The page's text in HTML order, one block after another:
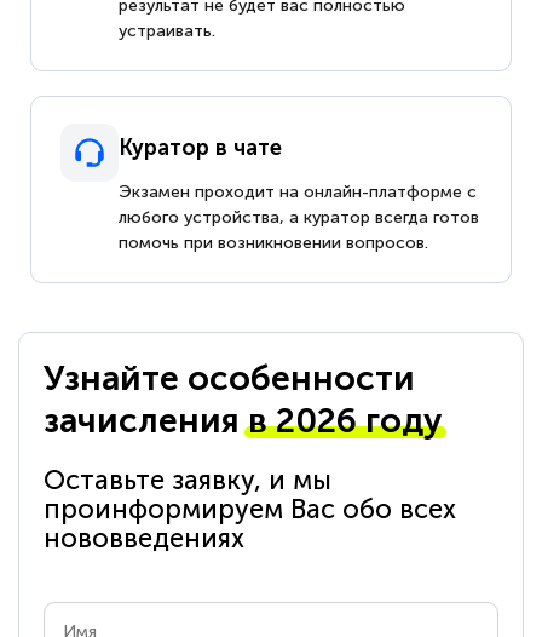
результат не будет вас полностью
устраивать.
Куратор в чате
Экзамен проходит на онлайн-платформе с
любого устройства, а куратор всегда готов
помочь при возникновении вопросов.
Узнайте особенности
зачисленияв 2026 году
Оставьте заявку, и мы
проинформируем Вас обо всех
нововведениях